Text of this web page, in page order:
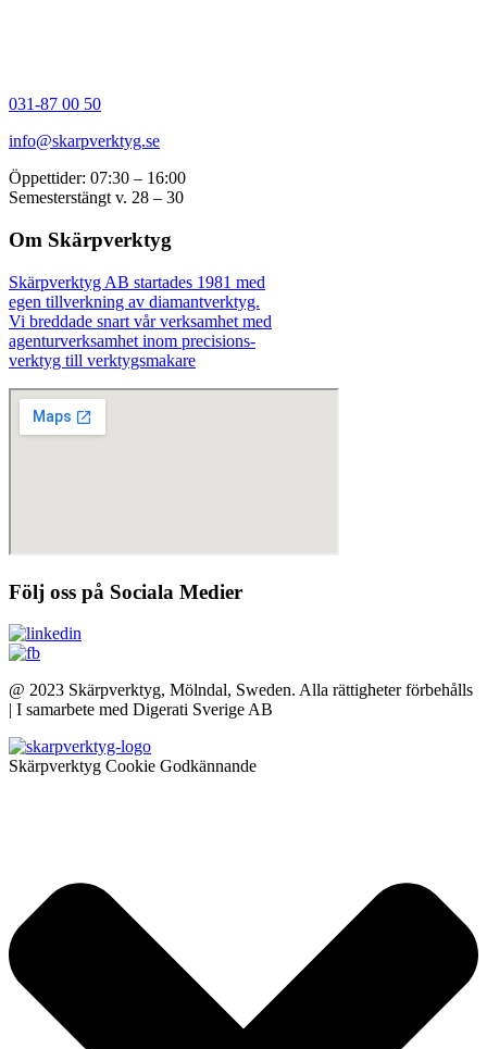
031-87 00 50
info@skarpverktyg.se
Öppettider: 07:30 – 16:00
Semesterstängt v. 28 – 30
Om Skärpverktyg
Skärpverktyg AB startades 1981 med
egen tillverkning av diamantverktyg.
Vi breddade snart vår verksamhet med
agenturverksamhet inom precisions-
verktyg till verktygsmakare
Följ oss på Sociala Medier
@ 2023 Skärpverktyg, Mölndal, Sweden. Alla rättigheter förbehålls
| I samarbete med Digerati Sverige AB
Skärpverktyg Cookie Godkännande